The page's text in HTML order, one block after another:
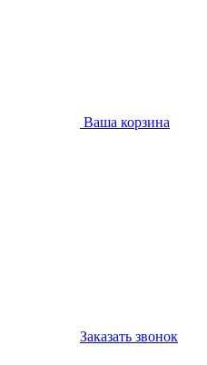
Ваша корзина
Заказать звонок